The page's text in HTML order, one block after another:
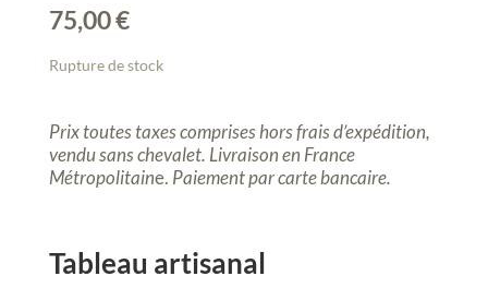
75,00€
Rupture de stock
Prix toutes taxes comprises hors frais d’expédition,
vendu sans chevalet. Livraison en France
Métropolitaine. Paiement par carte bancaire.
Tableau artisanal